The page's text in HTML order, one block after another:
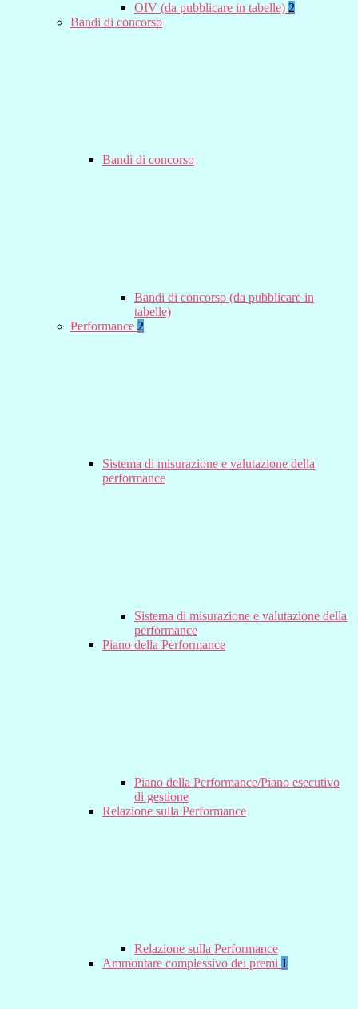
OIV (da pubblicare in tabelle) 2
Bandi di concorso
Bandi di concorso
Bandi di concorso (da pubblicare in
tabelle)
Performance 2
Sistema di misurazione e valutazione della
performance
Sistema di misurazione e valutazione della
performance
Piano della Performance
Piano della Performance/Piano esecutivo
di gestione
Relazione sulla Performance
Relazione sulla Performance
Ammontare complessivo dei premi 1